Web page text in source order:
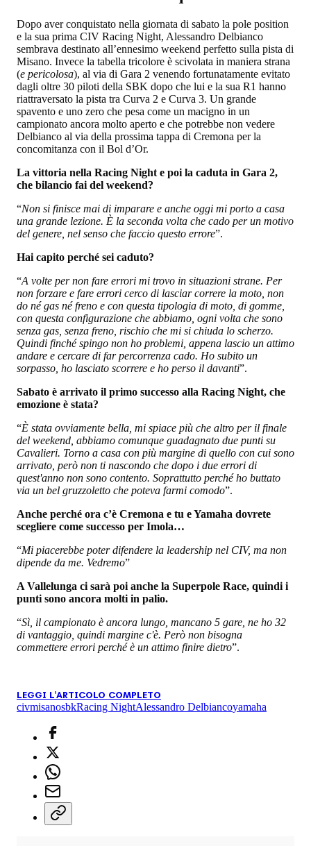
Dopo aver conquistato nella giornata di sabato la pole position
e la sua prima CIV Racing Night, Alessandro Delbianco
sembrava destinato all’ennesimo weekend perfetto sulla pista di
Misano. Invece la tabella tricolore è scivolata in maniera strana
(e pericolosa), al via di Gara 2 venendo fortunatamente evitato
dagli oltre 30 piloti della SBK dopo che lui e la sua R1 hanno
riattraversato la pista tra Curva 2 e Curva 3. Un grande
spavento e uno zero che pesa come un macigno in un
campionato ancora molto aperto e che potrebbe non vedere
Delbianco al via della prossima tappa di Cremona per la
concomitanza con il Bol d’Or.
La vittoria nella Racing Night e poi la caduta in Gara 2,
che bilancio fai del weekend?
“Non si finisce mai di imparare e anche oggi mi porto a casa
una grande lezione. È la seconda volta che cado per un motivo
del genere, nel senso che faccio questo errore”.
Hai capito perché sei caduto?
“A volte per non fare errori mi trovo in situazioni strane. Per
non forzare e fare errori cerco di lasciar correre la moto, non
do né gas né freno e con questa tipologia di moto, di gomme,
con questa configurazione che abbiamo, ogni volta che sono
senza gas, senza freno, rischio che mi si chiuda lo scherzo.
Quindi finché spingo non ho problemi, appena lascio un attimo
andare e cercare di far percorrenza cado. Ho subito un
sorpasso, ho lasciato scorrere e ho perso il davanti”.
Sabato è arrivato il primo successo alla Racing Night, che
emozione è stata?
“È stata ovviamente bella, mi spiace più che altro per il finale
del weekend, abbiamo comunque guadagnato due punti su
Cavalieri. Torno a casa con più margine di quello con cui sono
arrivato, però non ti nascondo che dopo i due errori di
quest'anno non sono contento. Soprattutto perché ho buttato
via un bel gruzzoletto che poteva farmi comodo”.
Anche perché ora c’è Cremona e tu e Yamaha dovrete
scegliere come successo per Imola…
“Mi piacerebbe poter difendere la leadership nel CIV, ma non
dipende da me. Vedremo”
A Vallelunga ci sarà poi anche la Superpole Race, quindi i
punti sono ancora molti in palio.
“Sì, il campionato è ancora lungo, mancano 5 gare, ne ho 32
di vantaggio, quindi margine c'è. Però non bisogna
commettere errori perché è un attimo finire dietro”.
LEGGI L'ARTICOLO COMPLETO
civmisanosbkRacing NightAlessandro Delbiancoyamaha